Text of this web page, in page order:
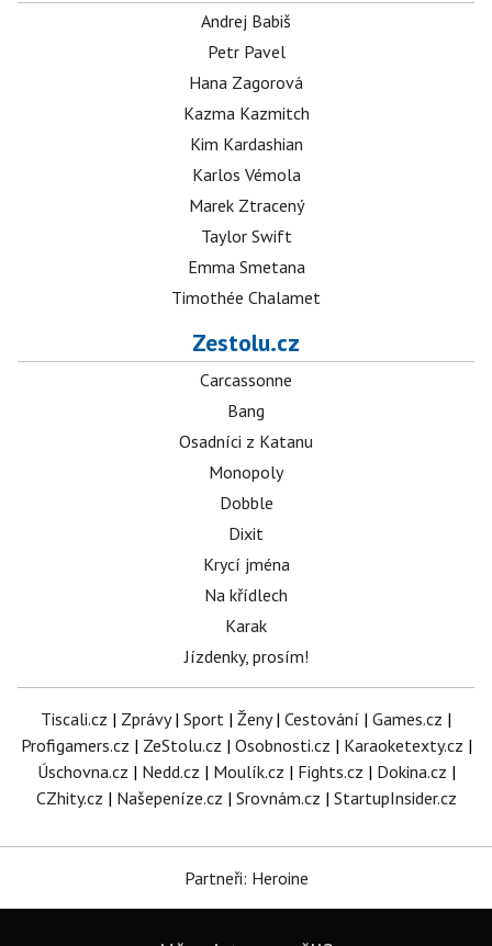
Andrej Babiš
Petr Pavel
Hana Zagorová
Kazma Kazmitch
Kim Kardashian
Karlos Vémola
Marek Ztracený
Taylor Swift
Emma Smetana
Timothée Chalamet
Zestolu.cz
Carcassonne
Bang
Osadníci z Katanu
Monopoly
Dobble
Dixit
Krycí jména
Na křídlech
Karak
Jízdenky, prosím!
Tiscali.cz | Zprávy| Sport | Ženy| Cestování | Games.cz |
Profigamers.cz | ZeStolu.cz | Osobnosti.cz | Karaoketexty.cz |
Úschovna.cz | Nedd.cz | Moulík.cz | Fights.cz | Dokina.cz |
CZhity.cz | Našepeníze.cz | Srovnám.cz | StartupInsider.cz
Partneři: Heroine